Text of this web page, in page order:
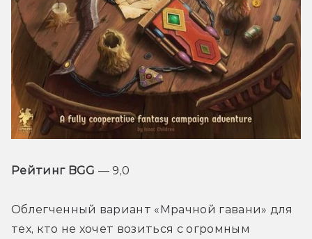
Рейтинг BGG — 9,0
Облегченный вариант «Мрачной гавани» для
тех, кто не хочет возиться с огромным